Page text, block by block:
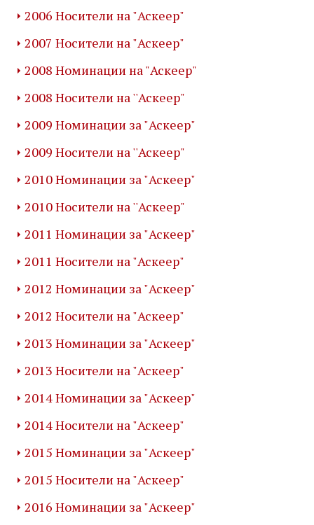
2006 Носители на "Аскеер"
2007 Носители на "Аскеер"
2008 Номинации на "Аскеер"
2008 Носители на ''Аскеер"
2009 Номинации за "Аскеер"
2009 Носители на ''Аскеер"
2010 Номинации за "Аскеер"
2010 Носители на ''Аскеер"
2011 Номинации за "Аскеер"
2011 Носители на "Аскеер"
2012 Номинации за "Аскеер"
2012 Носители на "Аскеер"
2013 Номинации за "Аскеер"
2013 Носители на "Аскеер"
2014 Номинации за "Аскеер"
2014 Носители на "Аскеер"
2015 Номинации за "Аскеер"
2015 Носители на "Аскеер"
2016 Номинации за "Аскеер"